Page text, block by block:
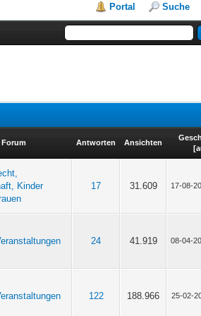
Portal Suche
Forum Antworten Ansichten
[
Kinder
17 31.609 17-08-
24 41.919 08-04-
122 188.966 25-02-